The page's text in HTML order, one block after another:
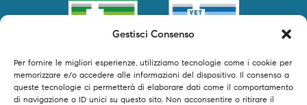
Gestisci Consenso
Per fornire le migliori esperienze, utilizziamo tecnologie come i cookie per
memorizzare e/o accedere alle informazioni del dispositivo. Il consenso a
queste tecnologie ci permetterà di elaborare dati come il comportamento
di navigazione o ID unici su questo sito. Non acconsentire o ritirare il